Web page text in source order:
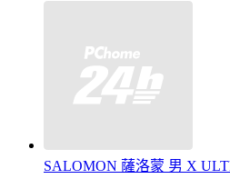
SALOMON 薩洛蒙 男 X